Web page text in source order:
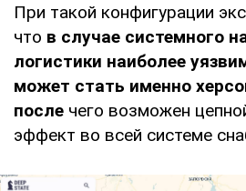
При такой конфигурации
что в случае системного
логистики наиболее
может стать именно
после чего возможен
эффект во всей системе